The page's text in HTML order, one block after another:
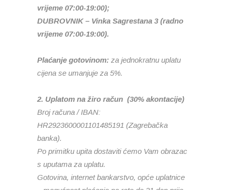
vrijeme 07:00-19:00);
DUBROVNIK – Vinka Sagrestana 3 (radno
vrijeme 07:00-19:00).
Plaćanje gotovinom: za jednokratnu uplatu
cijena se umanjuje za 5%.
2. Uplatom na žiro račun (30% akontacije)
Broj računa / IBAN:
HR2923600001101485191 (Zagrebačka
banka).
Po primitku upita dostaviti ćemo Vam obrazac
s uputama za uplatu.
Gotovina, internet bankarstvo, opće uplatnice